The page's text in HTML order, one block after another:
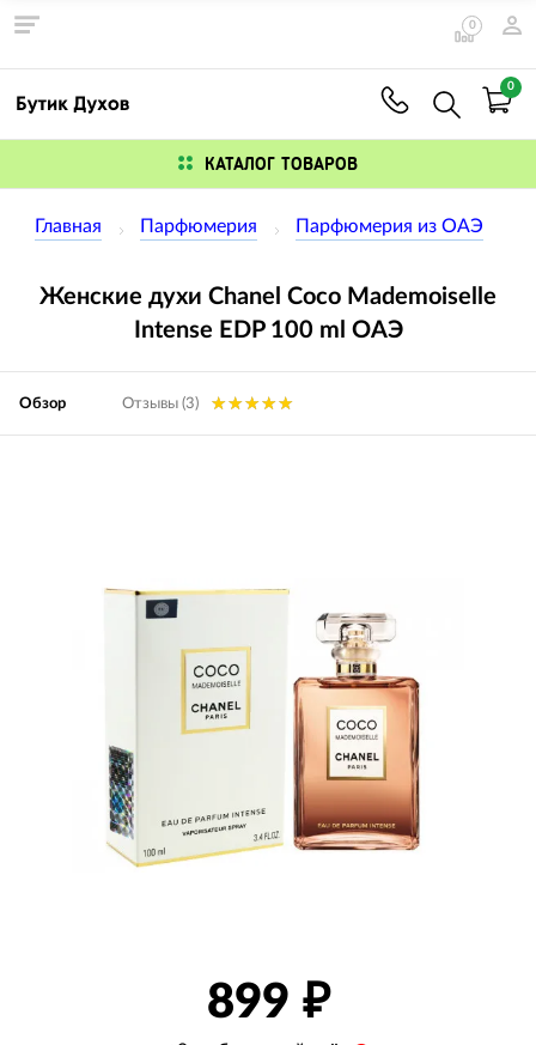
0
0
КАТАЛОГ ТОВАРОВ
Главная Парфюмерия Парфюмерия из ОАЭ
Женские духи Chanel Coco Mademoiselle
Intense EDP 100 ml ОАЭ
Обзор Отзывы (3)
899